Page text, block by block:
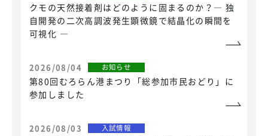
クモの天然接着剤はどのように固まるのか？― 独
自開発の二次高調波発生顕微鏡で結晶化の瞬間を
可視化 ―
2026/08/04 お知らせ
第80回むろらん港まつり「総参加市民おどり」に
参加しました
2026/08/03 入試情報